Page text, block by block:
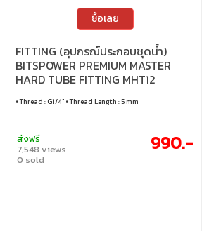
ซื้อเลย
FITTING (อุปกรณ์ประกอบชุดน้ำ)
BITSPOWER PREMIUM MASTER
HARD TUBE FITTING MHT12
• Thread : G1/4" • Thread Length : 5 mm
ส่งฟรี
7,548 views
0 sold
990.-